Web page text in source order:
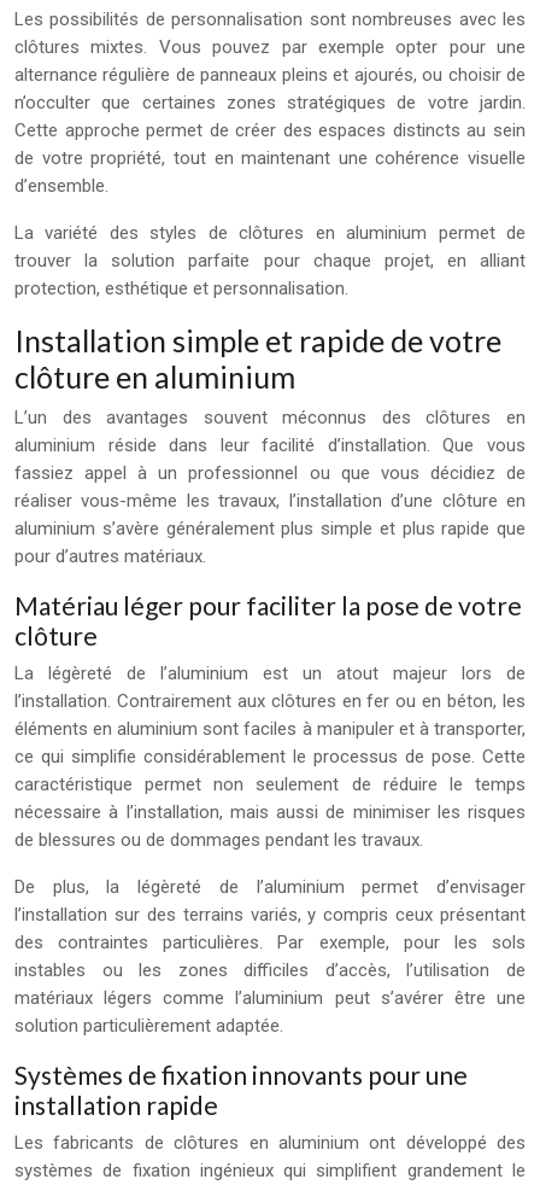
Les possibilités de personnalisation sont nombreuses avec les
clôtures mixtes. Vous pouvez par exemple opter pour une
alternance régulière de panneaux pleins et ajourés, ou choisir de
n’occulter que certaines zones stratégiques de votre jardin.
Cette approche permet de créer des espaces distincts au sein
de votre propriété, tout en maintenant une cohérence visuelle
d’ensemble.
La variété des styles de clôtures en aluminium permet de
trouver la solution parfaite pour chaque projet, en alliant
protection, esthétique et personnalisation.
Installation simple et rapide de votre
clôture en aluminium
L’un des avantages souvent méconnus des clôtures en
aluminium réside dans leur facilité d’installation. Que vous
fassiez appel à un professionnel ou que vous décidiez de
réaliser vous-même les travaux, l’installation d’une clôture en
aluminium s’avère généralement plus simple et plus rapide que
pour d’autres matériaux.
Matériau léger pour faciliter la pose de votre
clôture
La légèreté de l’aluminium est un atout majeur lors de
l’installation. Contrairement aux clôtures en fer ou en béton, les
éléments en aluminium sont faciles à manipuler et à transporter,
ce qui simplifie considérablement le processus de pose. Cette
caractéristique permet non seulement de réduire le temps
nécessaire à l’installation, mais aussi de minimiser les risques
de blessures ou de dommages pendant les travaux.
De plus, la légèreté de l’aluminium permet d’envisager
l’installation sur des terrains variés, y compris ceux présentant
des contraintes particulières. Par exemple, pour les sols
instables ou les zones difficiles d’accès, l’utilisation de
matériaux légers comme l’aluminium peut s’avérer être une
solution particulièrement adaptée.
Systèmes de fixation innovants pour une
installation rapide
Les fabricants de clôtures en aluminium ont développé des
systèmes de fixation ingénieux qui simplifient grandement le